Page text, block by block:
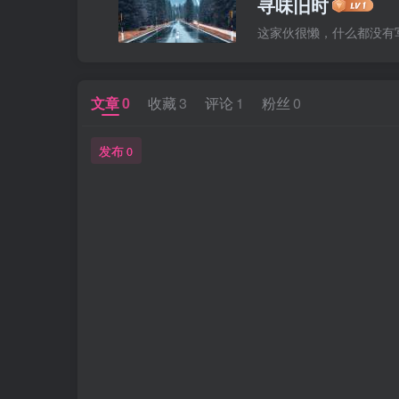
这家伙很懒，什么都没有
文章0 收藏 3 评论 1 粉丝 0
发布0